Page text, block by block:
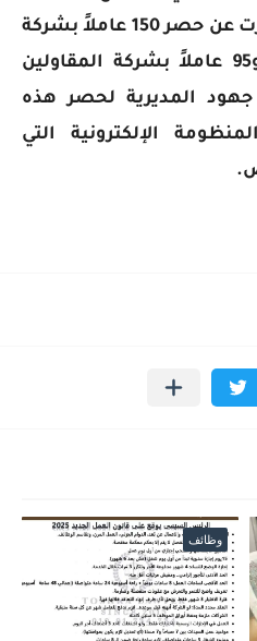
وأضافت أن الحملة أسفرت عن حصر 150 عاملاً بشركة
النيل للطرق والكباري، و95 عاملاً بشركة المقاولين
المديرية لحصر هذه
الإلكترونية التي
وظائف